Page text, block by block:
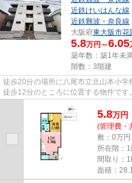
近鉄けいはんな線
近鉄難波・奈良線
大阪府東大阪市花
5.8万円～6.05
築年数：築1年未
階数：3階建
徒歩20分の場所に八尾市立北山本小学
徒歩12分のところに位置する物件です
そんな観点からもおすすめの...
5.8万円
(管理費・
敷：0万
所在階：
間取り：
面積：